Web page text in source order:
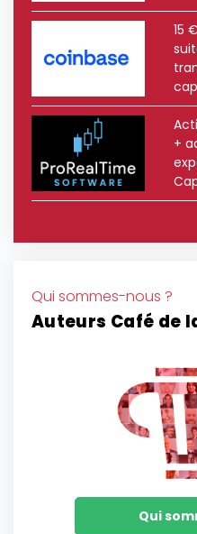
15
+
Qui sommes-nous ?
Auteurs Café de
Qui